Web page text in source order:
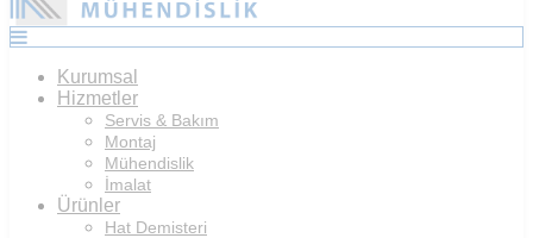
Kurumsal
Hizmetler
Servis & Bakım
Montaj
Mühendislik
İmalat
Ürünler
Hat Demisteri